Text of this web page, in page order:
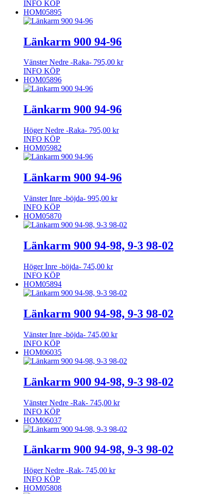
INFO KÖP
HOM05895
Länkarm 900 94-96
Vänster Nedre -Raka- 795,00 kr
INFO KÖP
HOM05896
Länkarm 900 94-96
Höger Nedre -Raka- 795,00 kr
INFO KÖP
HOM05982
Länkarm 900 94-96
Vänster Inre -böjda- 995,00 kr
INFO KÖP
HOM05870
Länkarm 900 94-98, 9-3 98-02
Höger Inre -böjda- 745,00 kr
INFO KÖP
HOM05894
Länkarm 900 94-98, 9-3 98-02
Vänster Inre -böjda- 745,00 kr
INFO KÖP
HOM06035
Länkarm 900 94-98, 9-3 98-02
Vänster Nedre -Rak- 745,00 kr
INFO KÖP
HOM06037
Länkarm 900 94-98, 9-3 98-02
Höger Nedre -Rak- 745,00 kr
INFO KÖP
HOM05808